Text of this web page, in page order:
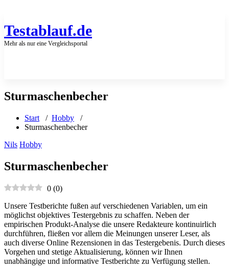
springen
Testablauf.de
Mehr als nur eine Vergleichsportal
Sturmaschenbecher
Start / Hobby /
Sturmaschenbecher
Nils Hobby
Sturmaschenbecher
0 (0)
Unsere Testberichte fußen auf verschiedenen Variablen, um ein
möglichst objektives Testergebnis zu schaffen. Neben der
empirischen Produkt-Analyse die unsere Redakteure kontinuirlich
durchführen, fließen vor allem die Meinungen unserer Leser, als
auch diverse Online Rezensionen in das Testergebenis. Durch dieses
Vorgehen und stetige Aktualisierung, können wir Ihnen
unabhängige und informative Testberichte zu Verfügung stellen.